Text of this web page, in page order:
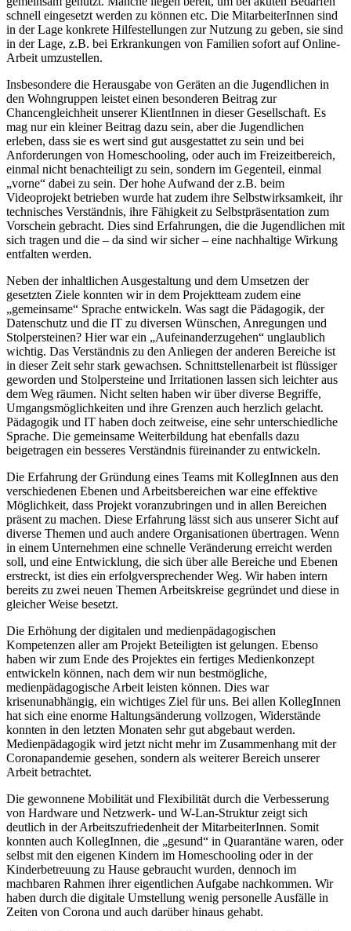
schnell eingesetzt werden zu können etc. Die MitarbeiterInnen sind
in der Lage konkrete Hilfestellungen zur Nutzung zu geben, sie sind
in der Lage, z.B. bei Erkrankungen von Familien sofort auf Online-
Arbeit umzustellen.
Insbesondere die Herausgabe von Geräten an die Jugendlichen in
den Wohngruppen leistet einen besonderen Beitrag zur
Chancengleichheit unserer KlientInnen in dieser Gesellschaft. Es
mag nur ein kleiner Beitrag dazu sein, aber die Jugendlichen
erleben, dass sie es wert sind gut ausgestattet zu sein und bei
Anforderungen von Homeschooling, oder auch im Freizeitbereich,
einmal nicht benachteiligt zu sein, sondern im Gegenteil, einmal
„vorne“ dabei zu sein. Der hohe Aufwand der z.B. beim
Videoprojekt betrieben wurde hat zudem ihre Selbstwirksamkeit, ihr
technisches Verständnis, ihre Fähigkeit zu Selbstpräsentation zum
Vorschein gebracht. Dies sind Erfahrungen, die die Jugendlichen mit
sich tragen und die – da sind wir sicher – eine nachhaltige Wirkung
entfalten werden.
Neben der inhaltlichen Ausgestaltung und dem Umsetzen der
gesetzten Ziele konnten wir in dem Projektteam zudem eine
„gemeinsame“ Sprache entwickeln. Was sagt die Pädagogik, der
Datenschutz und die IT zu diversen Wünschen, Anregungen und
Stolpersteinen? Hier war ein „Aufeinanderzugehen“ unglaublich
wichtig. Das Verständnis zu den Anliegen der anderen Bereiche ist
in dieser Zeit sehr stark gewachsen. Schnittstellenarbeit ist flüssiger
geworden und Stolpersteine und Irritationen lassen sich leichter aus
dem Weg räumen. Nicht selten haben wir über diverse Begriffe,
Umgangsmöglichkeiten und ihre Grenzen auch herzlich gelacht.
Pädagogik und IT haben doch zeitweise, eine sehr unterschiedliche
Sprache. Die gemeinsame Weiterbildung hat ebenfalls dazu
beigetragen ein besseres Verständnis füreinander zu entwickeln.
Die Erfahrung der Gründung eines Teams mit KollegInnen aus den
verschiedenen Ebenen und Arbeitsbereichen war eine effektive
Möglichkeit, dass Projekt voranzubringen und in allen Bereichen
präsent zu machen. Diese Erfahrung lässt sich aus unserer Sicht auf
diverse Themen und auch andere Organisationen übertragen. Wenn
in einem Unternehmen eine schnelle Veränderung erreicht werden
soll, und eine Entwicklung, die sich über alle Bereiche und Ebenen
erstreckt, ist dies ein erfolgversprechender Weg. Wir haben intern
bereits zu zwei neuen Themen Arbeitskreise gegründet und diese in
gleicher Weise besetzt.
Die Erhöhung der digitalen und medienpädagogischen
Kompetenzen aller am Projekt Beteiligten ist gelungen. Ebenso
haben wir zum Ende des Projektes ein fertiges Medienkonzept
entwickeln können, nach dem wir nun bestmögliche,
medienpädagogische Arbeit leisten können. Dies war
krisenunabhängig, ein wichtiges Ziel für uns. Bei allen KollegInnen
hat sich eine enorme Haltungsänderung vollzogen, Widerstände
konnten in den letzten Monaten sehr gut abgebaut werden.
Medienpädagogik wird jetzt nicht mehr im Zusammenhang mit der
Coronapandemie gesehen, sondern als weiterer Bereich unserer
Arbeit betrachtet.
Die gewonnene Mobilität und Flexibilität durch die Verbesserung
von Hardware und Netzwerk- und W-Lan-Struktur zeigt sich
deutlich in der Arbeitszufriedenheit der MitarbeiterInnen. Somit
konnten auch KollegInnen, die „gesund“ in Quarantäne waren, oder
selbst mit den eigenen Kindern im Homeschooling oder in der
Kinderbetreuung zu Hause gebraucht wurden, dennoch im
machbaren Rahmen ihrer eigentlichen Aufgabe nachkommen. Wir
haben durch die digitale Umstellung wenig personelle Ausfälle in
Zeiten von Corona und auch darüber hinaus gehabt.